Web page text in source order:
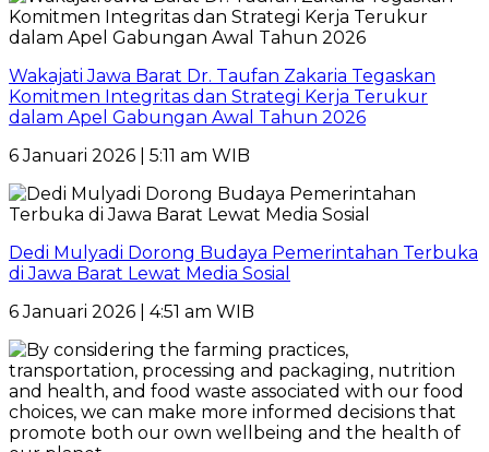
Wakajati Jawa Barat Dr. Taufan Zakaria Tegaskan
Komitmen Integritas dan Strategi Kerja Terukur
dalam Apel Gabungan Awal Tahun 2026
6 Januari 2026 | 5:11 am WIB
Dedi Mulyadi Dorong Budaya Pemerintahan Terbuka
di Jawa Barat Lewat Media Sosial
6 Januari 2026 | 4:51 am WIB